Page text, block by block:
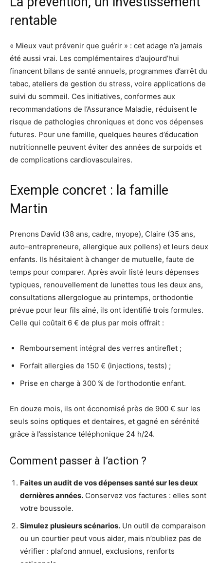
rentable
« Mieux vaut prévenir que guérir » : cet adage n’a jamais
été aussi vrai. Les complémentaires d’aujourd’hui
financent bilans de santé annuels, programmes d’arrêt du
tabac, ateliers de gestion du stress, voire applications de
suivi du sommeil. Ces initiatives, conformes aux
recommandations de l’Assurance Maladie, réduisent le
risque de pathologies chroniques et donc vos dépenses
futures. Pour une famille, quelques heures d’éducation
nutritionnelle peuvent éviter des années de surpoids et
de complications cardiovasculaires.
Exemple concret : la famille
Martin
Prenons David (38 ans, cadre, myope), Claire (35 ans,
auto-entrepreneure, allergique aux pollens) et leurs deux
enfants. Ils hésitaient à changer de mutuelle, faute de
temps pour comparer. Après avoir listé leurs dépenses
typiques, renouvellement de lunettes tous les deux ans,
consultations allergologue au printemps, orthodontie
prévue pour leur fils aîné, ils ont identifié trois formules.
Celle qui coûtait 6 € de plus par mois offrait :
Remboursement intégral des verres antireflet ;
Forfait allergies de 150 € (injections, tests) ;
Prise en charge à 300 % de l’orthodontie enfant.
En douze mois, ils ont économisé près de 900 € sur les
seuls soins optiques et dentaires, et gagné en sérénité
grâce à l’assistance téléphonique 24 h/24.
Comment passer à l’action ?
Faites un audit de vos dépenses santé sur les deux
dernières années. Conservez vos factures : elles sont
votre boussole.
Simulez plusieurs scénarios. Un outil de comparaison
ou un courtier peut vous aider, mais n’oubliez pas de
vérifier : plafond annuel, exclusions, renforts